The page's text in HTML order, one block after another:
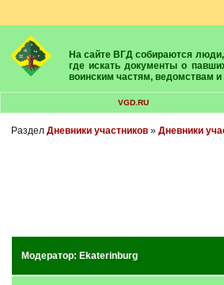
На сайте ВГД собираются люди, увлеченные генеалогией, историей, геральдикой и т.д. Здесь вы найдете собеседников, экспертов, умелых помощников в поисках предков и родственников. Вам подскажут
где искать документы о
воинским частям, ведомствам и
VGD.RU
Раздел Дневники участников» Дневники
Модератор: Ekaterinburg